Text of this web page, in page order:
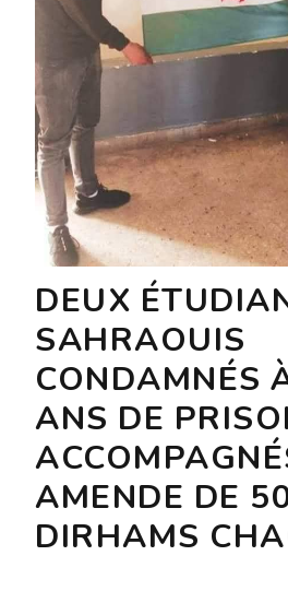
DEUX
SAHRAOUIS
CONDAMNÉS
ANS DE
AMENDE DE
DIRHAMS